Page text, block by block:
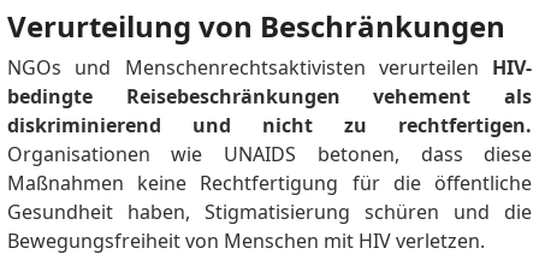
Verurteilung von Beschränkungen
NGOs und Menschenrechtsaktivisten verurteilen HIV-
bedingte Reisebeschränkungen vehement als
diskriminierend und nicht zu rechtfertigen.
Organisationen wie UNAIDS betonen, dass diese
Maßnahmen keine Rechtfertigung für die öffentliche
Gesundheit haben, Stigmatisierung schüren und die
Bewegungsfreiheit von Menschen mit HIV verletzen.